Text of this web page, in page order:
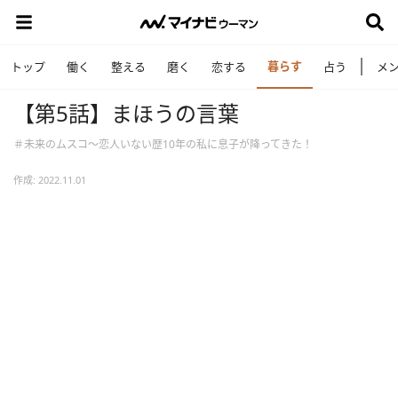
トップ 働く 整える 磨く 恋する 暮らす 占う メ
【第5話】まほうの言葉
＃未来のムスコ～恋人いない歴10年の私に息子が降ってきた！
作成: 2022.11.01